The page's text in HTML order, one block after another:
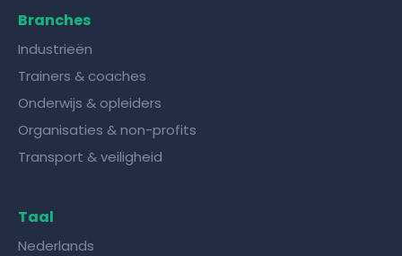
Branches
Industrieën
Trainers & coaches
Onderwijs & opleiders
Organisaties & non-profits
Transport & veiligheid
Taal
Nederlands